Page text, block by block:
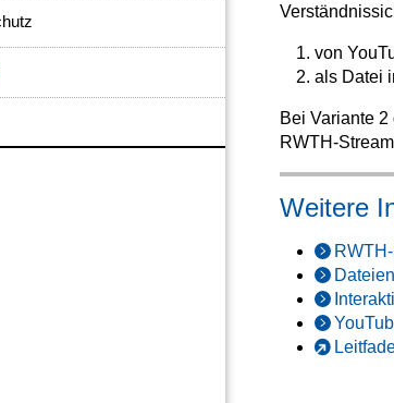
von
als Datei
Bei Variante
RWTH-
Weitere